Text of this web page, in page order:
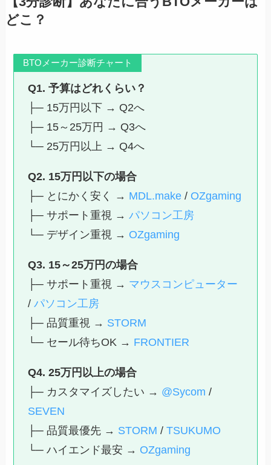
どこ？
BTOメーカー診断チャート
Q1. 予算はどれくらい？
├─ 15万円以下 → Q2へ
├─ 15～25万円 → Q3へ
└─ 25万円以上 → Q4へ
Q2. 15万円以下の場合
├─ とにかく安く → MDL.make/ OZgaming
├─ サポート重視 → パソコン工房
└─ デザイン重視 → OZgaming
Q3. 15～25万円の場合
├─ サポート重視 → マウスコンピューター
/ パソコン工房
├─ 品質重視 → STORM
└─ セール待ちOK → FRONTIER
Q4. 25万円以上の場合
├─ カスタマイズしたい → @Sycom /
SEVEN
├─ 品質最優先 → STORM / TSUKUMO
└─ ハイエンド最安 → OZgaming